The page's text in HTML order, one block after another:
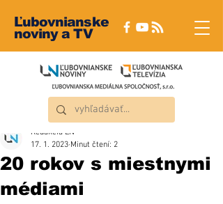
Ľubovnianske
noviny a TV
20 rokov s miestnymi
médiami
Redakcia ĽN
17. 1. 2023 Minut čtení: 2